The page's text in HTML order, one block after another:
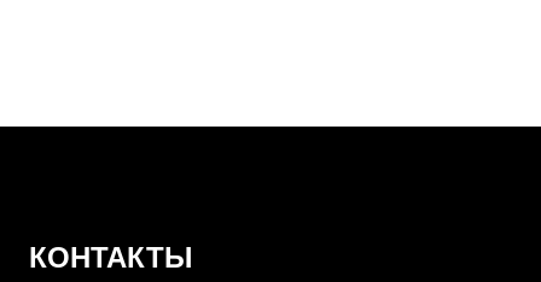
КОНТАКТЫ